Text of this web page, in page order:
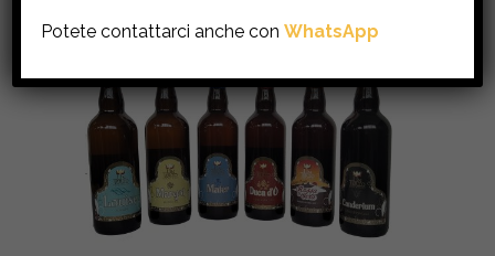
Potete contattarci anche conWhatsApp